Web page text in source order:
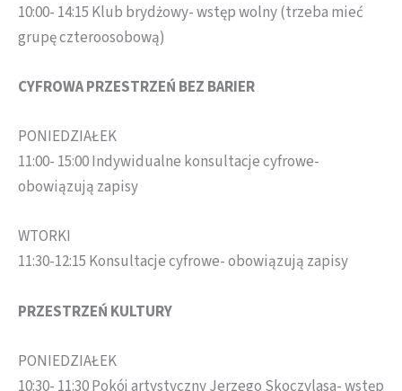
10:00- 14:15 Klub brydżowy- wstęp wolny (trzeba mieć
grupę czteroosobową)
CYFROWA PRZESTRZEŃ BEZ BARIER
PONIEDZIAŁEK
11:00- 15:00 Indywidualne konsultacje cyfrowe-
obowiązują zapisy
WTORKI
11:30-12:15 Konsultacje cyfrowe- obowiązują zapisy
PRZESTRZEŃ KULTURY
PONIEDZIAŁEK
10:30- 11:30 Pokój artystyczny Jerzego Skoczylasa- wstęp